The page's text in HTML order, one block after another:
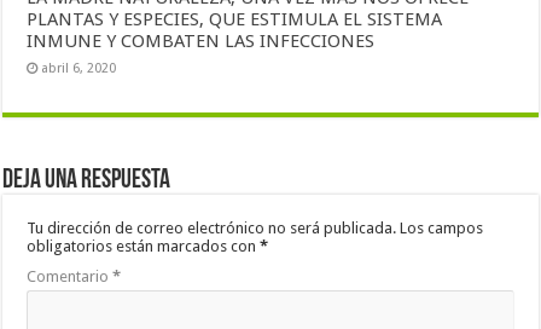
PLANTAS Y ESPECIES, QUE ESTIMULA EL SISTEMA
INMUNE Y COMBATEN LAS INFECCIONES
abril 6, 2020
Deja una respuesta
Tu dirección de correo electrónico no será publicada. Los campos
obligatorios están marcados con*
Comentario*